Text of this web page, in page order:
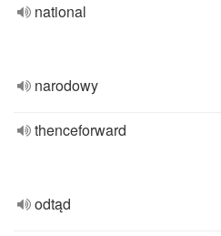
national
narodowy
thenceforward
odtąd